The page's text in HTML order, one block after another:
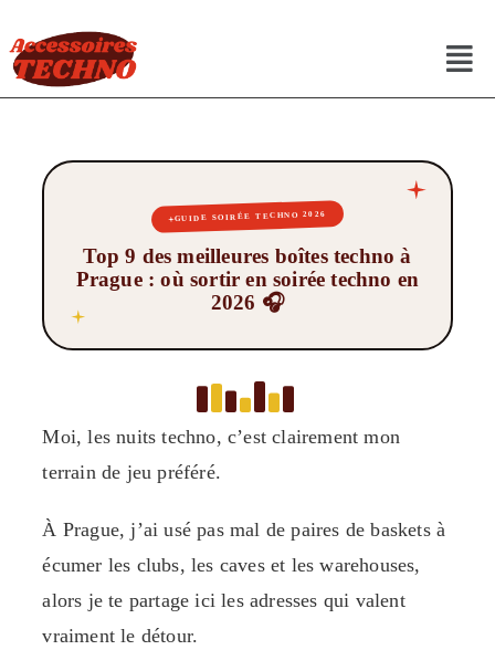
GUIDE SOIRÉE TECHNO 2026
Top 9 des meilleures boîtes techno à
Prague : où sortir en soirée techno en
2026 🎧
Moi, les nuits techno, c’est clairement mon
terrain de jeu préféré.
À Prague, j’ai usé pas mal de paires de baskets à
écumer les clubs, les caves et les warehouses,
alors je te partage ici les adresses qui valent
vraiment le détour.